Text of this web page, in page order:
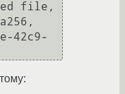
file,
42c9-